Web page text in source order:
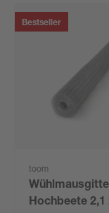
Bestseller
toom
Hochbeete 2,1